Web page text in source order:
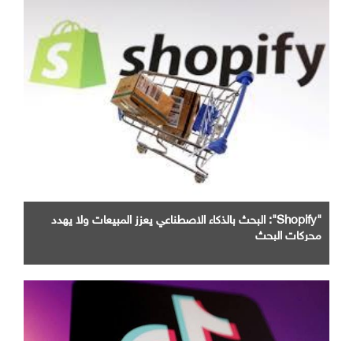
"Shopify": البحث بالذكاء الاصطناعي يعزز المبيعات ولا يهدد
محركات البحث